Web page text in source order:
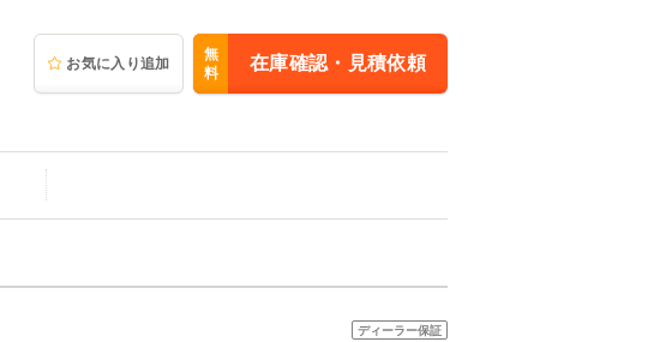
お気に入り追加
無
料
在庫確認・見積依頼
ディーラー保証